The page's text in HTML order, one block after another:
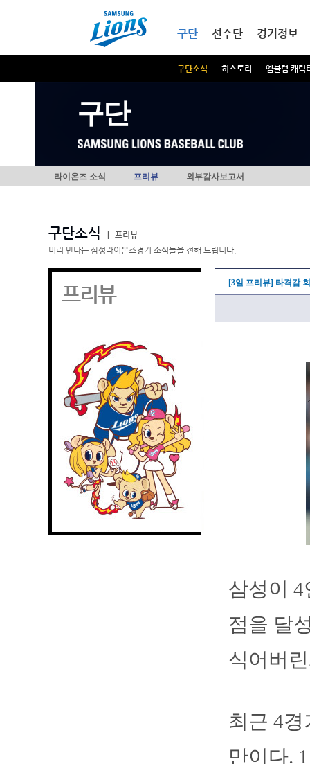
구단
구단소식 히스토리 엠블럼 캐릭
선수단 경기정보
구단
라이온즈 소식 프리뷰 외부감사보고서
구단소식
프리뷰
미리 만나는 삼성라이온즈경기 소식들을 전해 드립니다.
프리뷰 [3일 프리뷰] 타격감
삼성이
점을 달
식어버
최근 4
만이다.